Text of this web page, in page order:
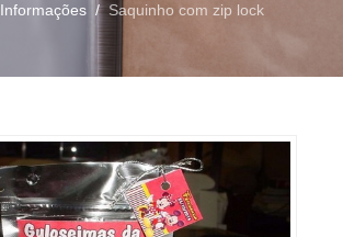
Informações Saquinho com zip lock